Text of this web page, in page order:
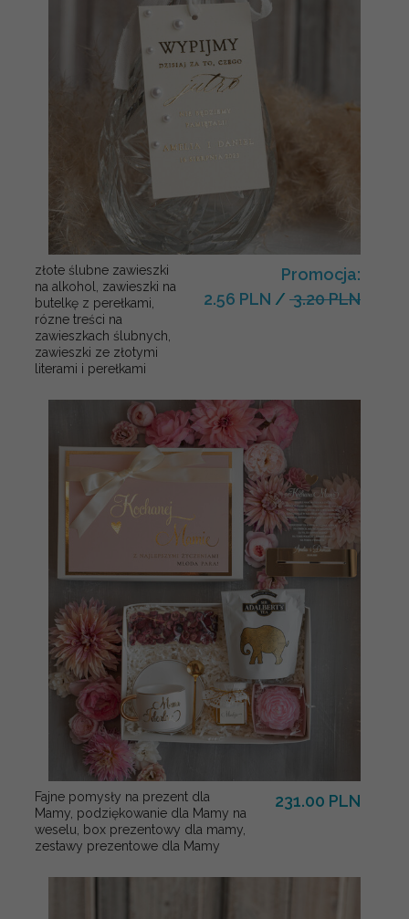
złote ślubne zawieszki
na alkohol, zawieszki na
butelkę z perełkami,
rózne treści na
zawieszkach ślubnych,
zawieszki ze złotymi
literami i perełkami
Promocja:
2.56 PLN / 3.20 PLN
Fajne pomysły na prezent dla
Mamy, podziękowanie dla Mamy na
weselu, box prezentowy dla mamy,
zestawy prezentowe dla Mamy
231.00 PLN